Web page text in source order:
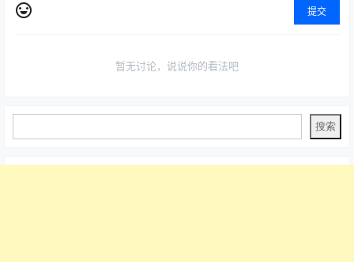
提交
暂无讨论，说说你的看法吧